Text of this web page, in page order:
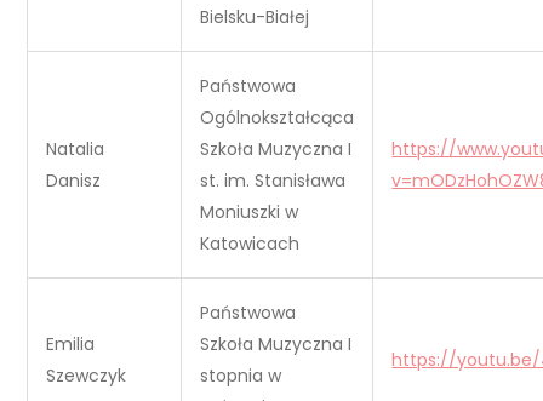
Bielsku-Białej
Natalia
Danisz
Państwowa
Ogólnokształcąca
Szkoła Muzyczna I
st. im. Stanisława
Moniuszki w
Katowicach
https://
Emilia
Szewczyk
Państwowa
Szkoła Muzyczna I
stopnia w
https://youtu.be/